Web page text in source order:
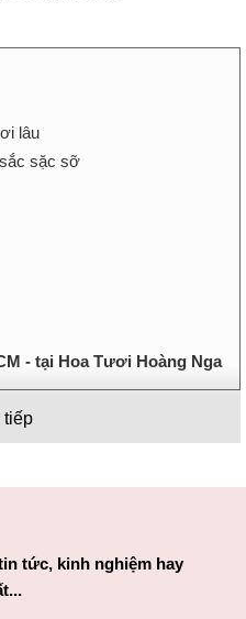
lâu
sặc sỡ
- tại Hoa Tươi Hoàng Nga
tết
phẩm không thể thiếu trong
dịp tết nguyên đán. Nếu bạn
nào để chọn được hoa tết
giá thành phải chăng? Vậy
chia sẻ đến bạn những bí
tức, kinh nghiệm hay